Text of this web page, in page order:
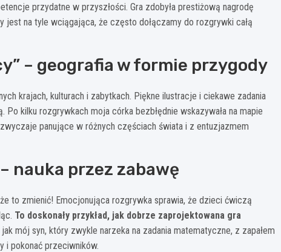
przydatne w przyszłości. Gra zdobyła prestiżową nagrodę
jest na tyle wciągająca, że często dołączamy do rozgrywki całą
– geografia w formie przygody
krajach, kulturach i zabytkach. Piękne ilustracje i ciekawe zadania
kilku rozgrywkach moja córka bezbłędnie wskazywała na mapie
panujące w różnych częściach świata i z entuzjazmem
nauka przez zabawę
to zmienić! Emocjonująca rozgrywka sprawia, że dzieci ćwiczą
To doskonały przykład, jak dobrze zaprojektowana gra
jak mój syn, który zwykle narzeka na zadania matematyczne, z zapałem
i pokonać przeciwników.